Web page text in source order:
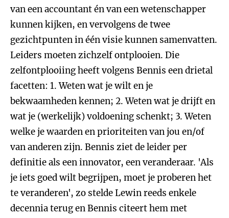
van een accountant én van een wetenschapper
kunnen kijken, en vervolgens de twee
gezichtpunten in één visie kunnen samenvatten.
Leiders moeten zichzelf ontplooien. Die
zelfontplooiing heeft volgens Bennis een drietal
facetten: 1. Weten wat je wilt en je
bekwaamheden kennen; 2. Weten wat je drijft en
wat je (werkelijk) voldoening schenkt; 3. Weten
welke je waarden en prioriteiten van jou en/of
van anderen zijn. Bennis ziet de leider per
definitie als een innovator, een veranderaar. 'Als
je iets goed wilt begrijpen, moet je proberen het
te veranderen', zo stelde Lewin reeds enkele
decennia terug en Bennis citeert hem met